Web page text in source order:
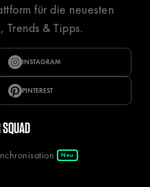
für die neuesten
Trends & Tipps.
INSTAGRAM
PINTEREST
Neu